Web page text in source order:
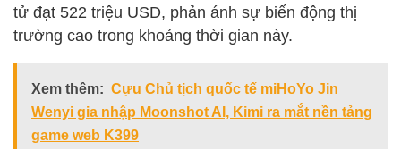
tử đạt 522 triệu USD, phản ánh sự biến động thị
trường cao trong khoảng thời gian này.
Xem thêm: Cựu Chủ tịch quốc tế miHoYo Jin
Wenyi gia nhập Moonshot AI, Kimi ra mắt nền tảng
game web K399